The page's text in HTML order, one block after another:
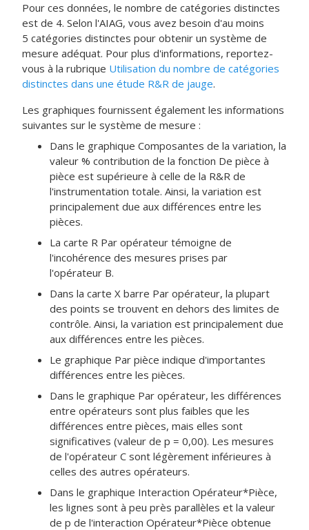
Pour ces données, le nombre de catégories distinctes
est de 4. Selon l'AIAG, vous avez besoin d'au moins
5 catégories distinctes pour obtenir un système de
mesure adéquat. Pour plus d'informations, reportez-
vous à la rubrique Utilisation du nombre de catégories
distinctes dans une étude R&R de jauge.
Les graphiques fournissent également les informations
suivantes sur le système de mesure :
Dans le graphique Composantes de la variation, la
valeur % contribution de la fonction De pièce à
pièce est supérieure à celle de la R&R de
l'instrumentation totale. Ainsi, la variation est
principalement due aux différences entre les
pièces.
La carte R Par opérateur témoigne de
l'incohérence des mesures prises par
l'opérateur B.
Dans la carte X barre Par opérateur, la plupart
des points se trouvent en dehors des limites de
contrôle. Ainsi, la variation est principalement due
aux différences entre les pièces.
Le graphique Par pièce indique d'importantes
différences entre les pièces.
Dans le graphique Par opérateur, les différences
entre opérateurs sont plus faibles que les
différences entre pièces, mais elles sont
significatives (valeur de p = 0,00). Les mesures
de l'opérateur C sont légèrement inférieures à
celles des autres opérateurs.
Dans le graphique Interaction Opérateur*Pièce,
les lignes sont à peu près parallèles et la valeur
de p de l'interaction Opérateur*Pièce obtenue